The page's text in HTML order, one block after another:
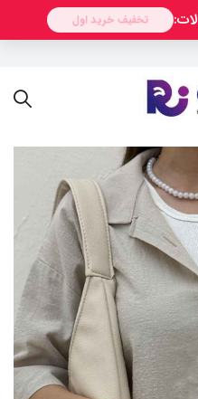
خوش آمدید !